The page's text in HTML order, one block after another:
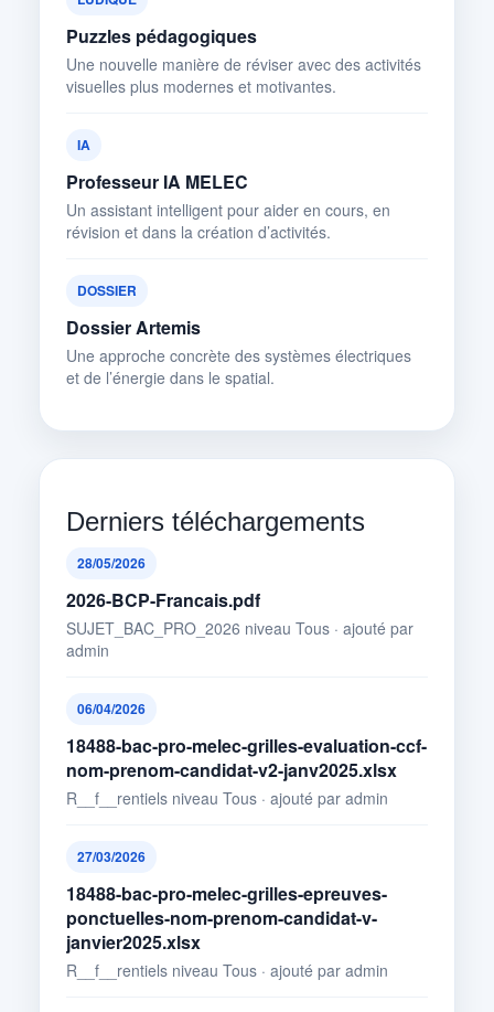
Puzzles pédagogiques
Une nouvelle manière de réviser avec des activités
visuelles plus modernes et motivantes.
IA
Professeur IA MELEC
Un assistant intelligent pour aider en cours, en
révision et dans la création d’activités.
DOSSIER
Dossier Artemis
Une approche concrète des systèmes électriques
et de l’énergie dans le spatial.
Derniers téléchargements
28/05/2026
2026-BCP-Francais.pdf
SUJET_BAC_PRO_2026 niveau Tous · ajouté par
admin
06/04/2026
18488-bac-pro-melec-grilles-evaluation-ccf-
nom-prenom-candidat-v2-janv2025.xlsx
R__f__rentiels niveau Tous · ajouté par admin
27/03/2026
18488-bac-pro-melec-grilles-epreuves-
ponctuelles-nom-prenom-candidat-v-
janvier2025.xlsx
R__f__rentiels niveau Tous · ajouté par admin